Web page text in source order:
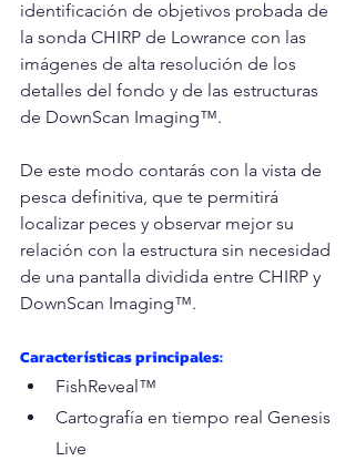
identificación de objetivos probada de
la sonda CHIRP de Lowrance con las
imágenes de alta resolución de los
detalles del fondo y de las estructuras
de DownScan Imaging™.
De este modo contarás con la vista de
pesca definitiva, que te permitirá
localizar peces y observar mejor su
relación con la estructura sin necesidad
de una pantalla dividida entre CHIRP y
DownScan Imaging™.
Características principales:
FishReveal™
Cartografía en tiempo real Genesis
Live